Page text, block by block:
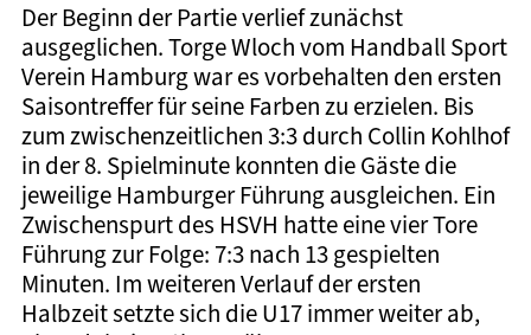
Der Beginn der Partie verlief zunächst
ausgeglichen. Torge Wloch vom Handball Sport
Verein Hamburg war es vorbehalten den ersten
Saisontreffer für seine Farben zu erzielen. Bis
zum zwischenzeitlichen 3:3 durch Collin Kohlhof
in der 8. Spielminute konnten die Gäste die
jeweilige Hamburger Führung ausgleichen. Ein
Zwischenspurt des HSVH hatte eine vier Tore
Führung zur Folge: 7:3 nach 13 gespielten
Minuten. Im weiteren Verlauf der ersten
Halbzeit setzte sich die U17 immer weiter ab,